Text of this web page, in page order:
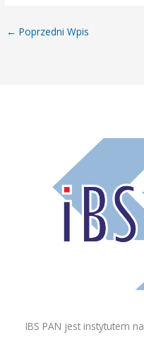
← Poprzedni Wpis
IBS PAN jest instytutem